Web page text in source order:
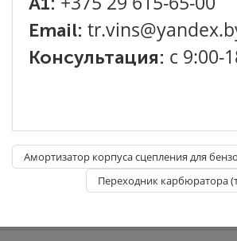
Email:
Консультация: с 9:00-
Амортизатор корпуса сцепления для
Переходник карбюратора